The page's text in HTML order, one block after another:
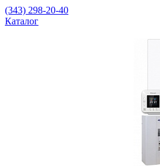
(343) 298-20-40
Каталог